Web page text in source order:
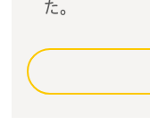
た。